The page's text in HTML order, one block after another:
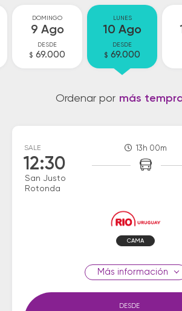
DOMINGO
9 Ago
DESDE
$ 69.000
LUNES
10 Ago
DESDE
$ 69.000
Ordenar por más
SALE
12:30
San Justo
Rotonda
13h 00m
CAMA
información
DESDE